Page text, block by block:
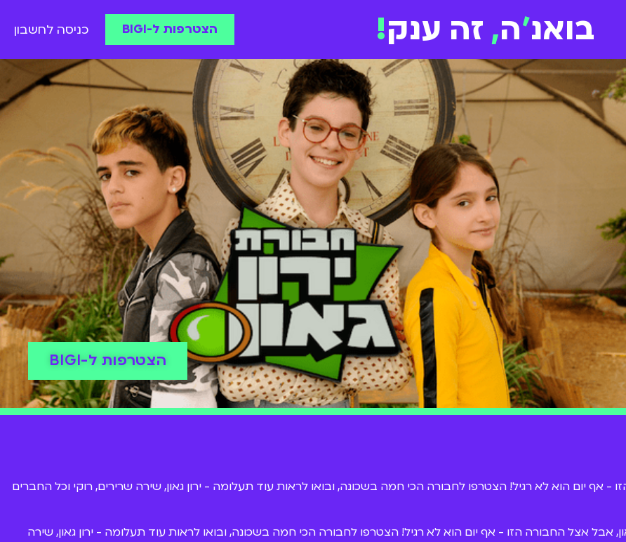
בואנ'ה, זה ענק! הצטרפות ל-BIGI כניסה לחשבון
הצטרפות ל-BIGI
- אף יום הוא לא רגיל! הצטרפו לחבורה הכי חמה בשכונה, ובואו לראות עוד תעלומה - ירון גאון, שירה שרירים, רוקי וכל החברים
אבל אצל החבורה הזו - אף יום הוא לא רגיל! הצטרפו לחבורה הכי חמה בשכונה, ובואו לראות עוד תעלומה - ירון גאון, שירה